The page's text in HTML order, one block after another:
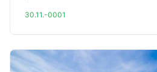
30.11.-0001